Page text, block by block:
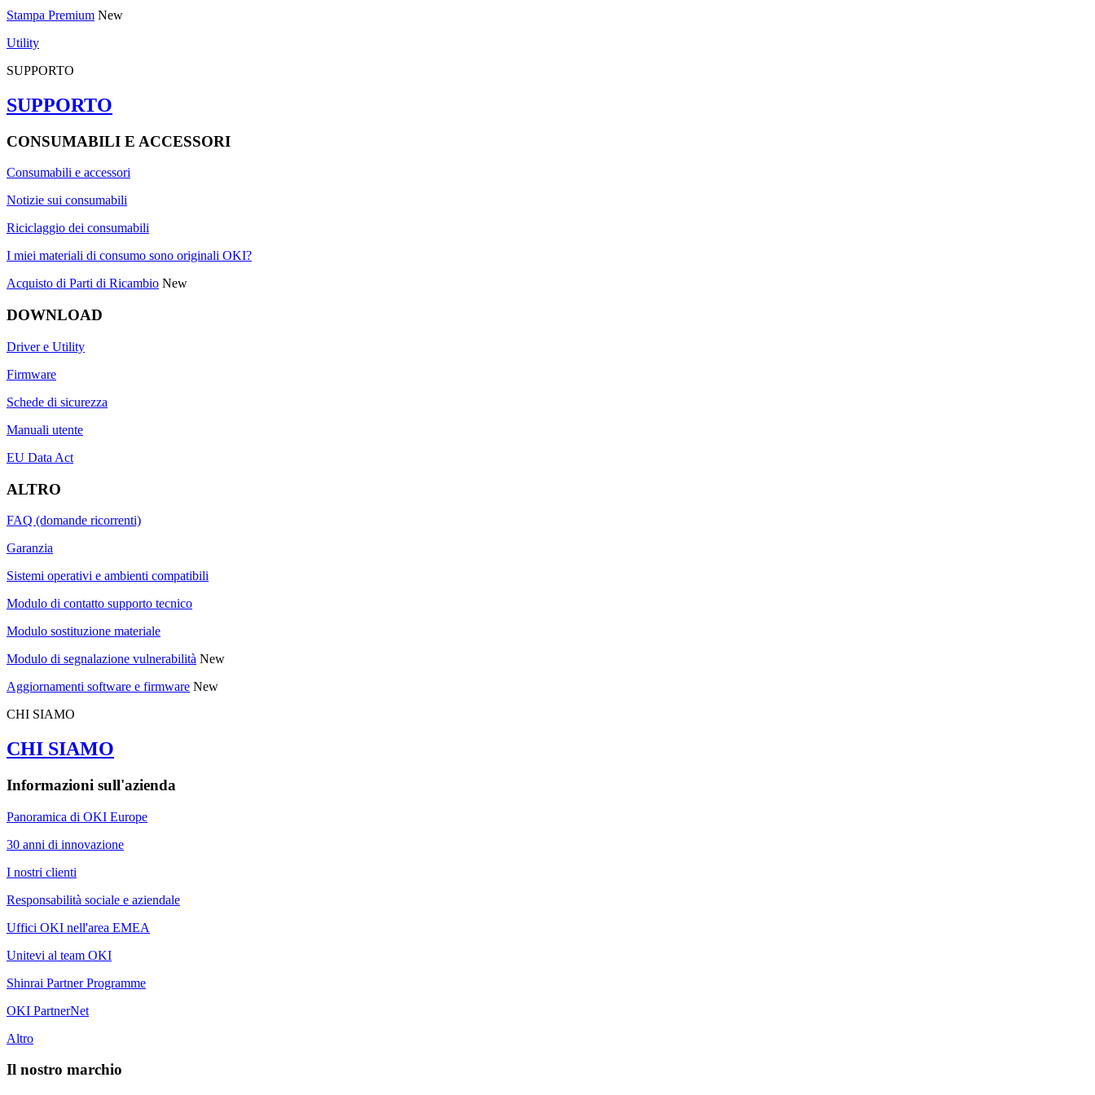
Stampa Premium New
Utility
SUPPORTO
SUPPORTO
CONSUMABILI E ACCESSORI
Consumabili e accessori
Notizie sui consumabili
Riciclaggio dei consumabili
I miei materiali di consumo sono originali OKI?
Acquisto di Parti di Ricambio New
DOWNLOAD
Driver e Utility
Firmware
Schede di sicurezza
Manuali utente
EU Data Act
ALTRO
FAQ (domande ricorrenti)
Garanzia
Sistemi operativi e ambienti compatibili
Modulo di contatto supporto tecnico
Modulo sostituzione materiale
Modulo di segnalazione vulnerabilità New
Aggiornamenti software e firmware New
CHI SIAMO
CHI SIAMO
Informazioni sull'azienda
Panoramica di OKI Europe
30 anni di innovazione
I nostri clienti
Responsabilità sociale e aziendale
Uffici OKI nell'area EMEA
Unitevi al team OKI
Shinrai Partner Programme
OKI PartnerNet
Altro
Il nostro marchio